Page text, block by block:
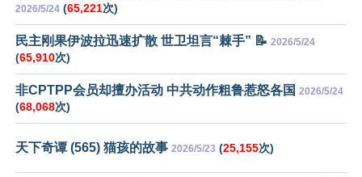
2026/5/24 (65,221次)
民主刚果伊波拉迅速扩散 世卫坦言“棘手” 📝 2026/5/24
(65,910次)
非CPTPP会员却擅办活动 中共动作粗鲁惹怒各国 2026/5/24
(68,068次)
天下奇谭 (565) 猫孩的故事 2026/5/23 (25,155次)